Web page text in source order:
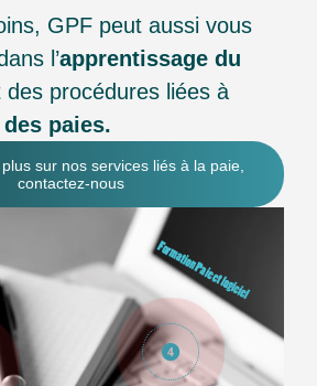
GPF peut aussi vous
l’apprentissage du
des procédures liées à
paies.
sur nos services liés à la paie,
contactez-nous